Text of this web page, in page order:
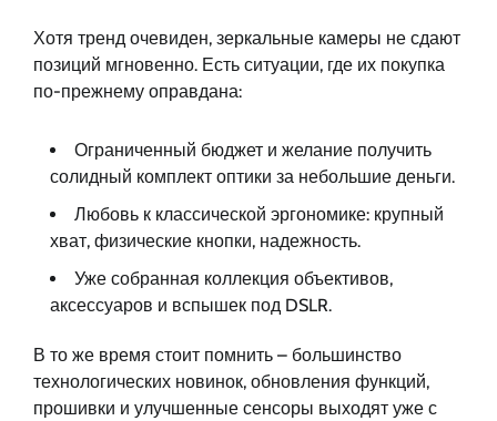
Хотя тренд очевиден, зеркальные камеры не сдают
позиций мгновенно. Есть ситуации, где их покупка
по-прежнему оправдана:
Ограниченный бюджет и желание получить
солидный комплект оптики за небольшие деньги.
Любовь к классической эргономике: крупный
хват, физические кнопки, надежность.
Уже собранная коллекция объективов,
аксессуаров и вспышек под DSLR.
В то же время стоит помнить – большинство
технологических новинок, обновления функций,
прошивки и улучшенные сенсоры выходят уже с